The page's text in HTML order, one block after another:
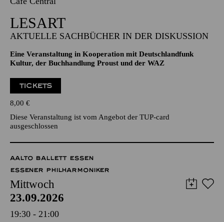
LESART
AKTUELLE SACHBÜCHER IN DER DISKUSSION
Eine Veranstaltung in Kooperation mit Deutschlandfunk
Kultur, der Buchhandlung Proust und der WAZ
TICKETS
8,00 €
Diese Veranstaltung ist vom Angebot der TUP-card
ausgeschlossen
AALTO BALLETT ESSEN
ESSENER PHILHARMONIKER
Mittwoch
23.09.2026
19:30 - 21:00